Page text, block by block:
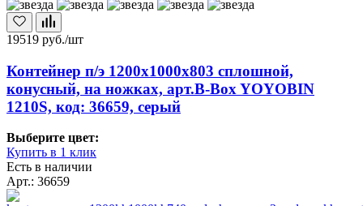
19519 руб./шт
Контейнер п/э 1200х1000х803 сплошной,
конусный, на ножках, арт.B-Box YOYOBIN
1210S, код: 36659, серый
Выберите цвет:
Купить в 1 клик
Есть в наличии
Арт.: 36659